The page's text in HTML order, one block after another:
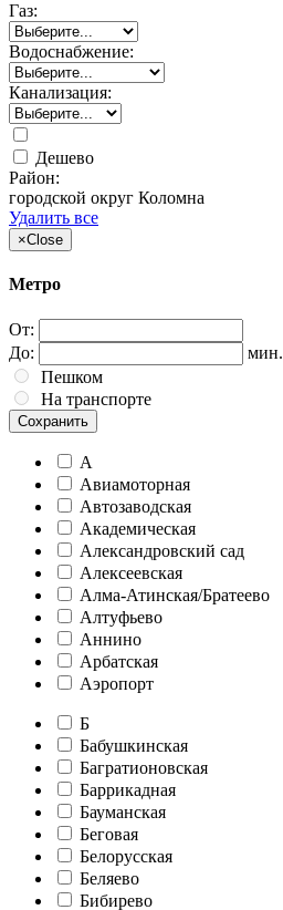
Газ:
Водоснабжение:
Канализация:
Дешево
Район:
городской округ Коломна
Удалить все
×Close
Метро
От:
До:
мин.
Пешком
На транспорте
Сохранить
А
Авиамоторная
Автозаводская
Академическая
Александровский сад
Алексеевская
Алма-Атинская/Братеево
Алтуфьево
Аннино
Арбатская
Аэропорт
Б
Бабушкинская
Багратионовская
Баррикадная
Бауманская
Беговая
Белорусская
Беляево
Бибирево